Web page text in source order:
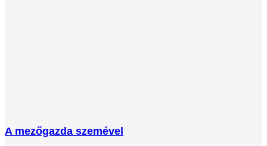
A mezőgazda szemével